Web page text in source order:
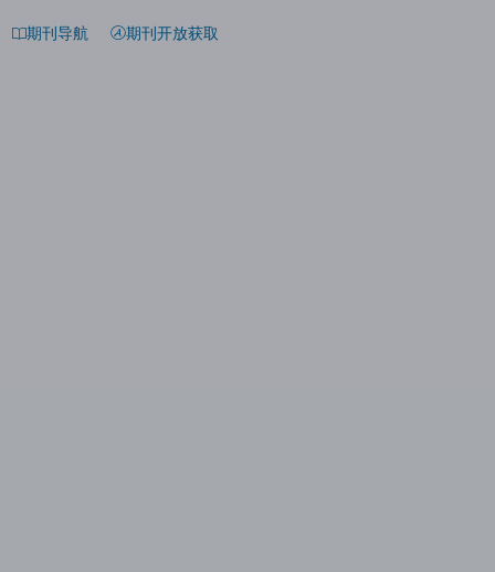
期刊导航 期刊开放获取